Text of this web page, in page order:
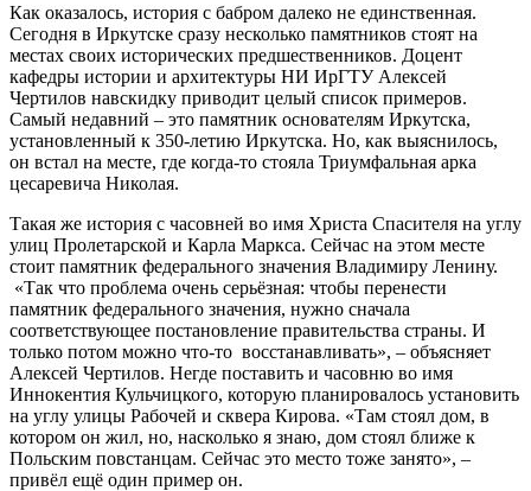
Как оказалось, история с бабром далеко не единственная.
Сегодня в Иркутске сразу несколько памятников стоят на
местах своих исторических предшественников. Доцент
кафедры истории и архитектуры НИ ИрГТУ Алексей
Чертилов навскидку приводит целый список примеров.
Самый недавний – это памятник основателям Иркутска,
установленный к 350-летию Иркутска. Но, как выяснилось,
он встал на месте, где когда-то стояла Триумфальная арка
цесаревича Николая.
Такая же история с часовней во имя Христа Спасителя на углу
улиц Пролетарской и Карла Маркса. Сейчас на этом месте
стоит памятник федерального значения Владимиру Ленину.
«Так что проблема очень серьёзная: чтобы перенести
памятник федерального значения, нужно сначала
соответствующее постановление правительства страны. И
только потом можно что-то восстанавливать», – объясняет
Алексей Чертилов. Негде поставить и часовню во имя
Иннокентия Кульчицкого, которую планировалось установить
на углу улицы Рабочей и сквера Кирова. «Там стоял дом, в
котором он жил, но, насколько я знаю, дом стоял ближе к
Польским повстанцам. Сейчас это место тоже занято», –
привёл ещё один пример он.